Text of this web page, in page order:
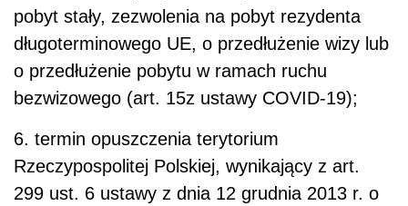
pobyt stały, zezwolenia na pobyt rezydenta
długoterminowego UE, o przedłużenie wizy lub
o przedłużenie pobytu w ramach ruchu
bezwizowego (art. 15z ustawy COVID-19);
6. termin opuszczenia terytorium
Rzeczypospolitej Polskiej, wynikający z art.
299 ust. 6 ustawy z dnia 12 grudnia 2013 r. o